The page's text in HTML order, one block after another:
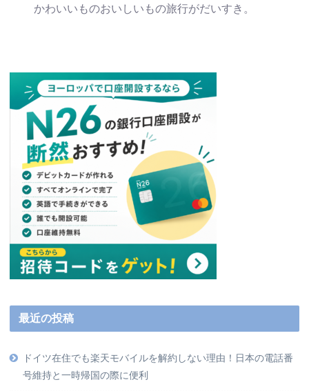
かわいいものおいしいもの旅行がだいすき。
最近の投稿
ドイツ在住でも楽天モバイルを解約しない理由！日本の電話番
号維持と一時帰国の際に便利